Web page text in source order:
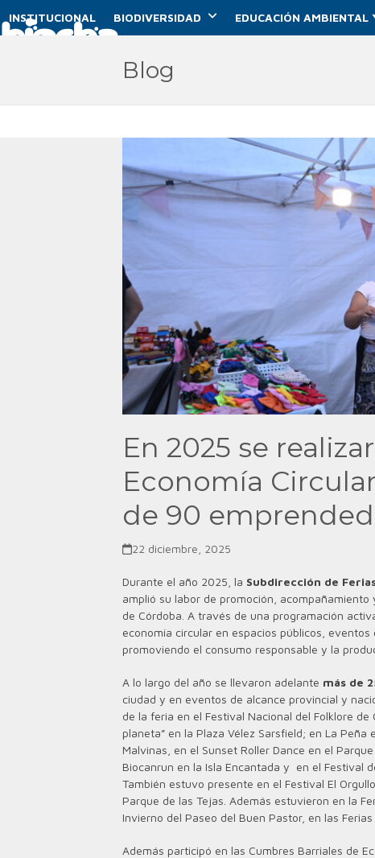
to
INSTITUCIONAL BIODIVERSIDAD EDUCACIÓN AMBIENTAL
Blog
En 2025 se
Economía
de 90
22 diciembre, 2025
Durante el año 2025, la Subdirección de
amplió su labor de promoción,
de Córdoba. A través de una programación
economía circular en espacios públicos,
promoviendo el consumo responsable y la
A lo largo del año se llevaron adelante más de
ciudad y en eventos de alcance provincial y
de la feria en el Festival Nacional del Folklore
planeta” en la Plaza Vélez Sarsfield; en La
Malvinas, en el Sunset Roller Dance en el
Biocanrun en la Isla Encantada y en el Festival
También estuvo presente en el Festival El
Parque de las Tejas. Además estuvieron en la
Invierno del Paseo del Buen Pastor, en las
Además participó en las Cumbres Barriales de